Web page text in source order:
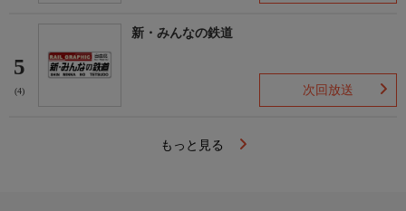
5
(4)
新・みんなの鉄道
次回放送
もっと見る